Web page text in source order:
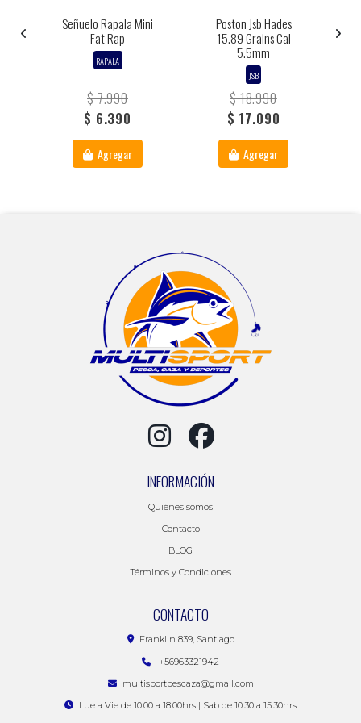
Señuelo Rapala Mini
Fat Rap
RAPALA
$ 7.990
$ 6.390
Agregar
Poston Jsb Hades
15.89 Grains Cal
5.5mm
JSB
$ 18.990
$ 17.090
Agregar
INFORMACIÓN
Quiénes somos
Contacto
BLOG
Términos y Condiciones
CONTACTO
Franklin 839, Santiago
+56963321942
multisportpescaza@gmail.com
Lue a Vie de 10:00 a 18:00hrs | Sab de 10:30 a 15:30hrs